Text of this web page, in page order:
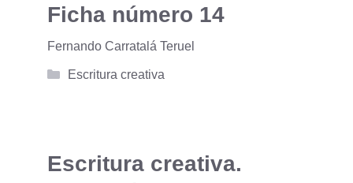
Ficha número 14
Fernando Carratalá Teruel
Categorías
Escritura creativa
Escritura creativa.